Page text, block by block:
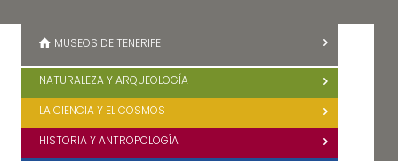
MUSEOS DE TENERIFE
NATURALEZA Y ARQUEOLOGÍA
LA CIENCIA Y EL COSMOS
HISTORIA Y ANTROPOLOGÍA